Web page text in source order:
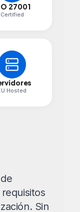
27001
Certified
Hosted
Sin